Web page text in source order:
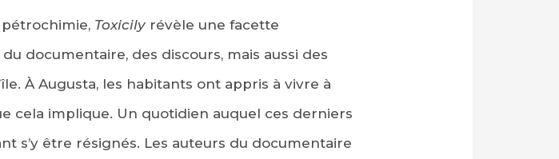
Toxicilyrévèle une facette
documentaire, des discours, mais aussi des
À Augusta, les habitants ont appris à vivre à
cela implique. Un quotidien auquel ces derniers
s’y être résignés. Les auteurs du documentaire